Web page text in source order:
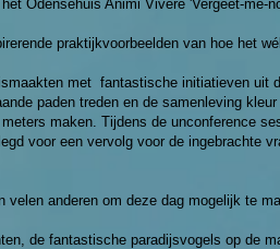
Odensehuis Animi Vivere 'Vergeet-me-
praktijkvoorbeelden van hoe het
met fantastische initiatieven uit
paden treden en de samenleving
maken. Tijdens de unconference
voor een vervolg voor de ingebrachte
velen anderen om deze dag mogelijk te
de fantastische paradijsvogels op de